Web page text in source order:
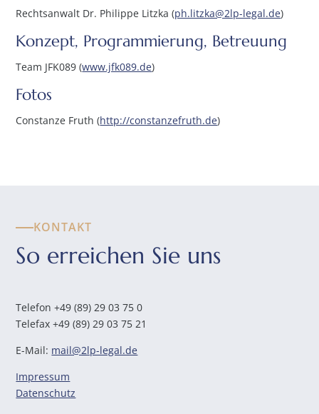
Rechtsanwalt Dr. Philippe Litzka (ph.litzka@2lp-legal.de)
Konzept, Programmierung, Betreuung
Team JFK089 (www.jfk089.de)
Fotos
Constanze Fruth (http://constanzefruth.de)
KONTAKT
So erreichen Sie uns
Telefon +49 (89) 29 03 75 0
Telefax +49 (89) 29 03 75 21
E-Mail: mail@2lp-legal.de
Impressum
Datenschutz